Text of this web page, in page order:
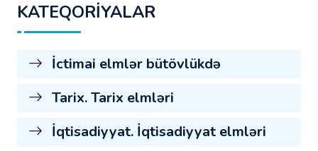
KATEQORİYALAR
İctimai elmlər bütövlükdə
Tarix. Tarix elmləri
İqtisadiyyat. İqtisadiyyat elmləri